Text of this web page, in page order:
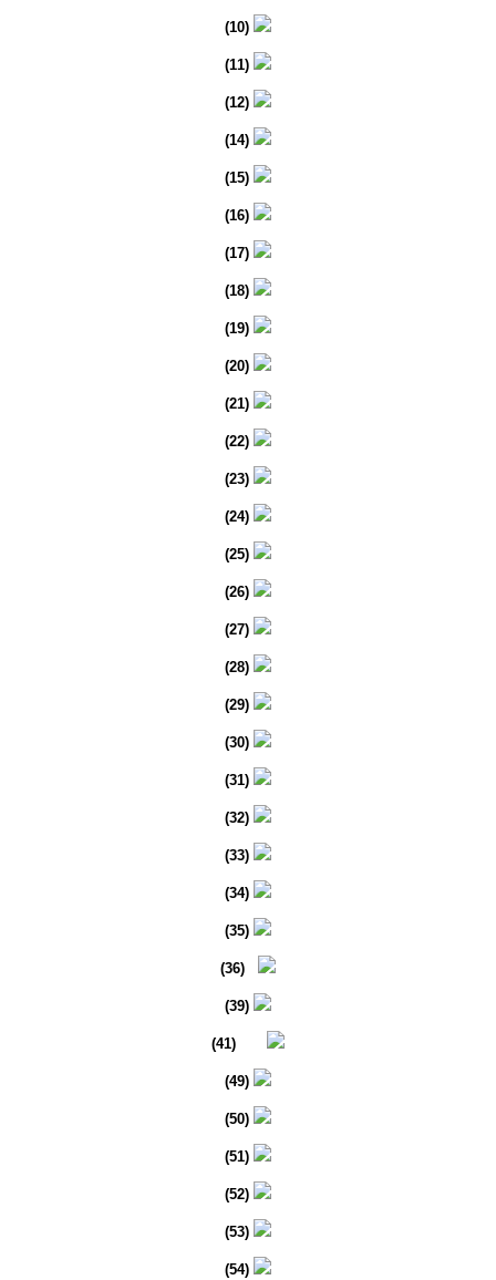
(10)
(11)
(12)
(14)
(15)
(16)
(17)
(18)
(19)
(20)
(21)
(22)
(23)
(24)
(25)
(26)
(27)
(28)
(29)
(30)
(31)
(32)
(33)
(34)
(35)
(36)
(39)
(41)
(49)
(50)
(51)
(52)
(53)
(54)